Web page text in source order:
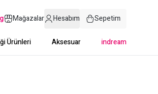
Mağazalar Hesabım Sepetim
Ürünleri Aksesuar indream